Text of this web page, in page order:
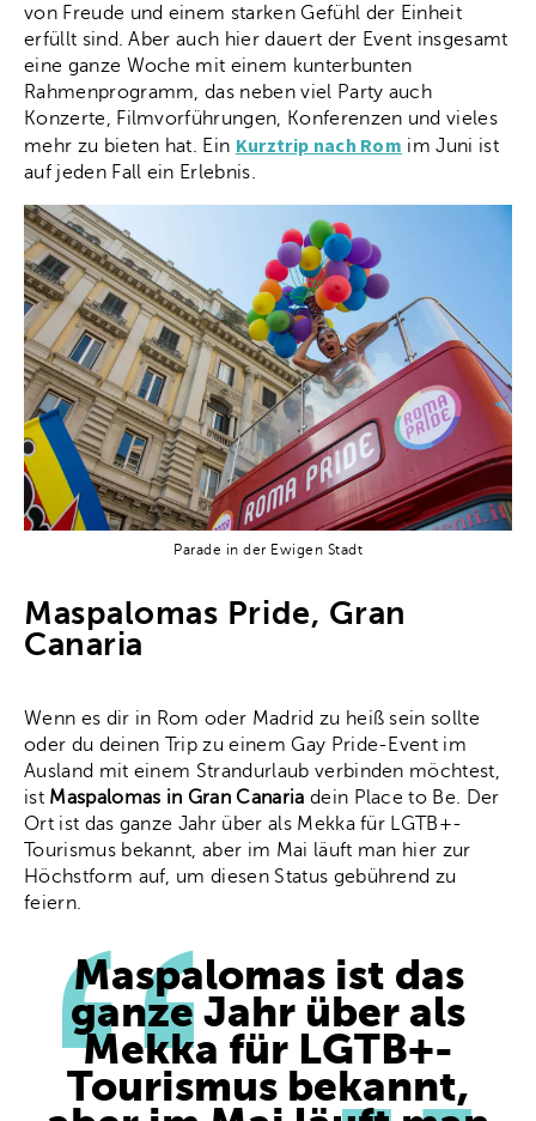
von Freude und einem starken Gefühl der Einheit
erfüllt sind. Aber auch hier dauert der Event insgesamt
eine ganze Woche mit einem kunterbunten
Rahmenprogramm, das neben viel Party auch
Konzerte, Filmvorführungen, Konferenzen und vieles
mehr zu bieten hat. Ein Kurztrip nach Rom im Juni ist
auf jeden Fall ein Erlebnis.
Parade in der Ewigen Stadt
Maspalomas Pride, Gran
Canaria
Wenn es dir in Rom oder Madrid zu heiß sein sollte
oder du deinen Trip zu einem Gay Pride-Event im
Ausland mit einem Strandurlaub verbinden möchtest,
ist Maspalomas in Gran Canaria dein Place to Be. Der
Ort ist das ganze Jahr über als Mekka für LGTB+-
Tourismus bekannt, aber im Mai läuft man hier zur
Höchstform auf, um diesen Status gebührend zu
feiern.
Maspalomas ist das
ganze Jahr über als
Mekka für LGTB+-
Tourismus bekannt,